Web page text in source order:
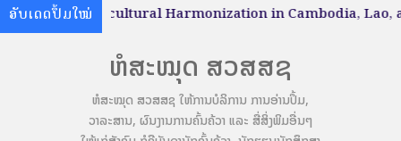
ອັບເດດປຶ້ມໃໝ່
and cultural Harmonization in Cambodia, Lao, and
ຫໍສະໝຸດ ສວສສຊ
ຫໍສະໝຸດ ສວສສຊ ໃຫ້ການບໍລິການ ການອ່ານປຶ້ມ,
ວາລະສານ, ຜົນງານການຄົ້ນຄ້ວາ ແລະ ສື່ສິ່ງພິມອື່ນໆ